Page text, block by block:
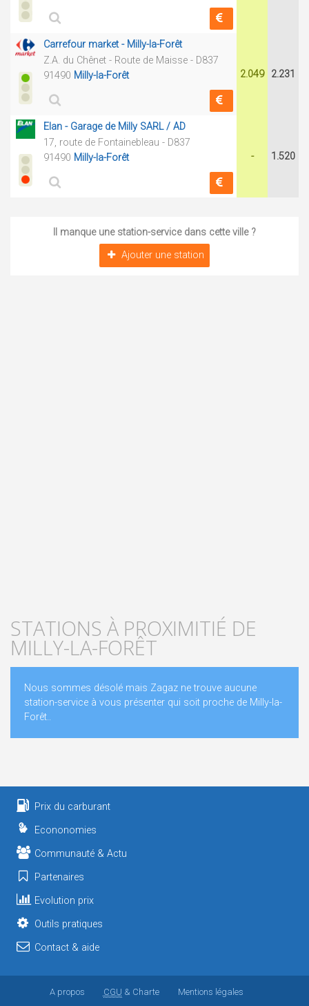
Carrefour market - Milly-la-Forêt
Z.A. du Chênet - Route de Maisse - D837
91490 Milly-la-Forêt 2.049 2.231
Elan - Garage de Milly SARL / AD
17, route de Fontainebleau - D837
91490 Milly-la-Forêt - 1.520
Il manque une station-service dans cette ville ?
Ajouter une station
STATIONS À PROXIMITIÉ DE
MILLY-LA-FORÊT
Nous sommes désolé mais Zagaz ne trouve aucune
station-service à vous présenter qui soit proche de Milly-la-
Forêt..
Prix du carburant
Econonomies
Communauté & Actu
Partenaires
Evolution prix
Outils pratiques
Contact & aide
A propos CGU & Charte Mentions légales